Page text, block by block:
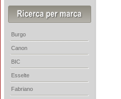
Burgo
Canon
BIC
Esselte
Fabriano